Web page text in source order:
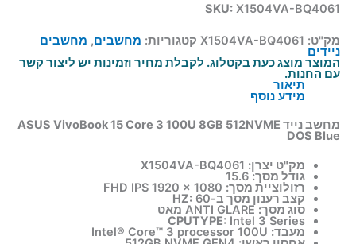
SKU: X1504VA-BQ4061
מק"ט: X1504VA-BQ4061 קטגוריות: מחשבים, מחשבים
ניידים
המוצר מוצג כעת בקטלוג. לקבלת מחיר וזמינות יש ליצור קשר
עם החנות.
תיאור
מידע נוסף
מחשב נייד ASUS VivoBook 15 Core 3 100U 8GB 512NVME
DOS Blue
מק"ט יצרן:
גודל מסך:15.6
רזולוציית מסך:
קצב רענון מסך ב-HZ:60
סוג מסך: ANTI GLARE מאט
CPUTYPE: Intel 3 Series
מעבד: